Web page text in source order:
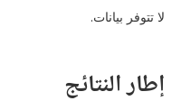
بيانات.